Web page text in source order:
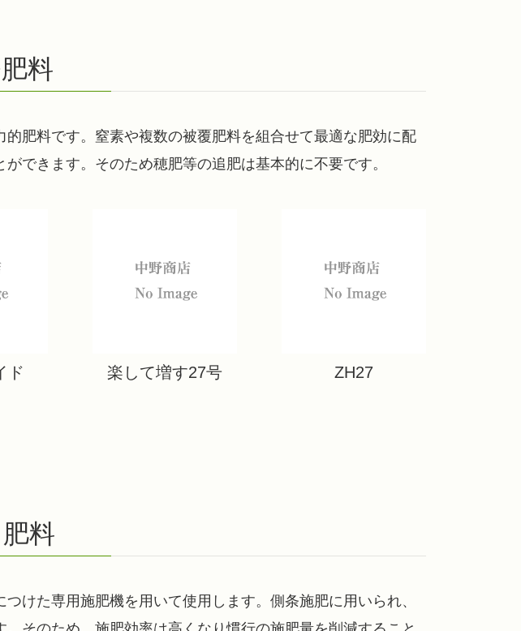
料
肥料です。窒素や複数の被覆肥料を組合せて最適な肥効に配
できます。そのため穂肥等の追肥は基本的に不要です。
ド 楽して増す27号 ZH27
料
けた専用施肥機を用いて使用します。側条施肥に用いられ、